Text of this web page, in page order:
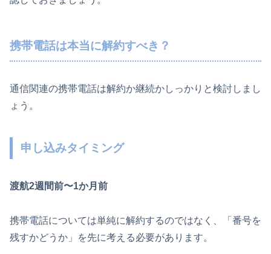
携帯電話は本当に解約すべき？
通信関連の携帯電話は解約か継続かしっかりと検討しまし
ょう。
申し込みタイミング
渡航2週間前〜1か月前
携帯電話については単純に解約するのではなく、「番号を
残すかどうか」を先に考える必要があります。